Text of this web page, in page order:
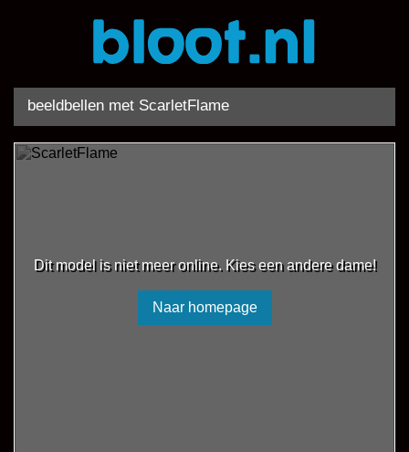
beeldbellen met ScarletFlame
Dit model is niet meer online. Kies een andere dame!
Naar homepage